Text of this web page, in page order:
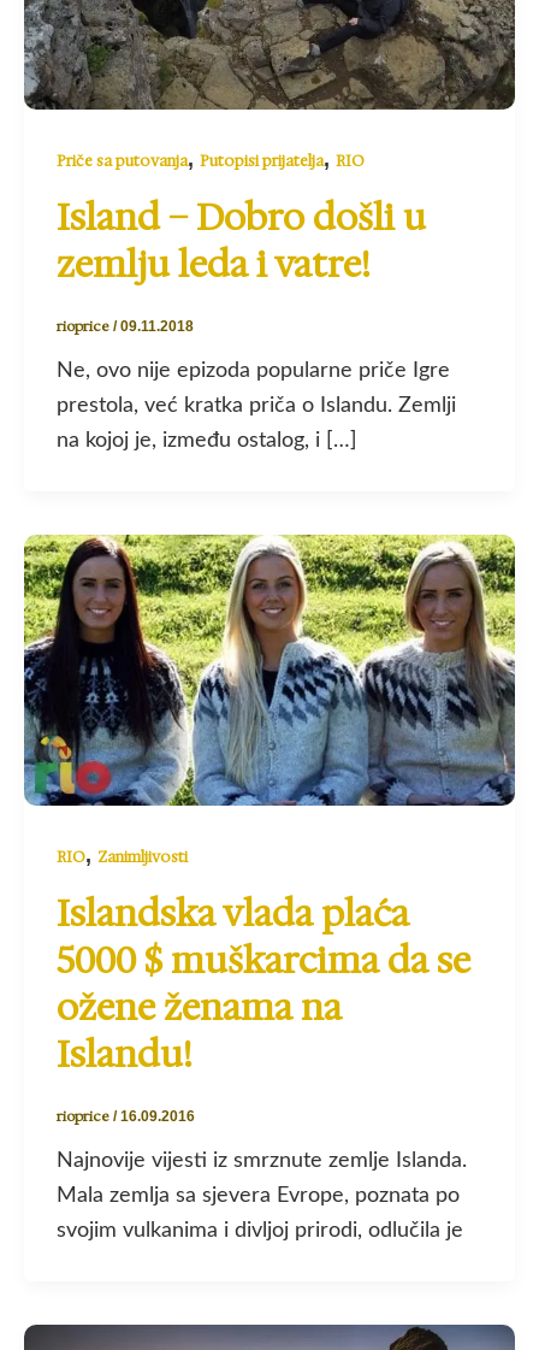
Priče sa putovanja, Putopisi prijatelja, RIO
Island – Dobro došli u
zemlju leda i vatre!
rioprice /09.11.2018
Ne, ovo nije epizoda popularne priče Igre
prestola, već kratka priča o Islandu. Zemlji
na kojoj je, između ostalog, i […]
RIO, Zanimljivosti
Islandska vlada plaća
5000 $ muškarcima da se
ožene ženama na
Islandu!
rioprice /16.09.2016
Najnovije vijesti iz smrznute zemlje Islanda.
Mala zemlja sa sjevera Evrope, poznata po
svojim vulkanima i divljoj prirodi, odlučila je